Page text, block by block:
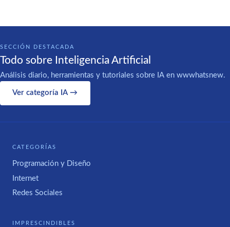
SECCIÓN DESTACADA
Todo sobre Inteligencia Artificial
Análisis diario, herramientas y tutoriales sobre IA en wwwhatsnew.
Ver categoría IA →
CATEGORÍAS
Programación y Diseño
Internet
Redes Sociales
IMPRESCINDIBLES